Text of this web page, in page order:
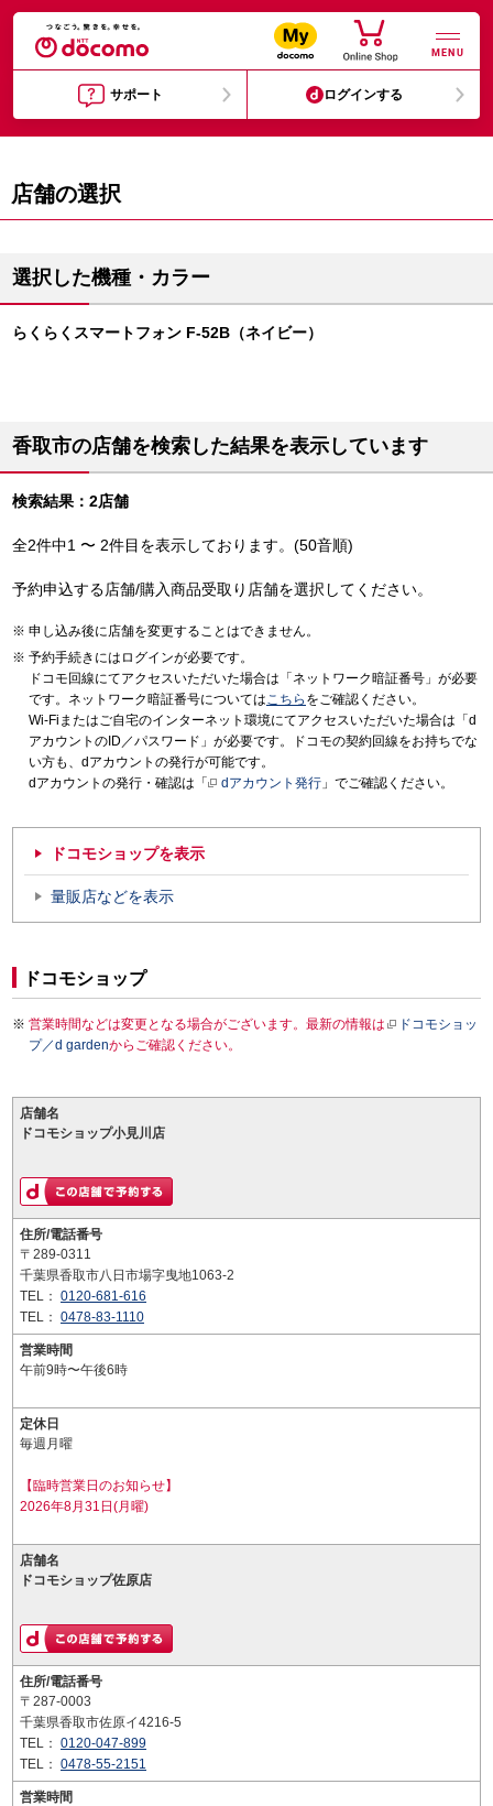
MENU
サポート ログインする
店舗の選択
選択した機種・カラー
らくらくスマートフォン F-52B（ネイビー）
香取市の店舗を検索した結果を表示しています
検索結果：2店舗
全2件中1 〜 2件目を表示しております。(50音順)
予約申込する店舗/購入商品受取り店舗を選択してください。
申し込み後に店舗を変更することはできません。
予約手続きにはログインが必要です。
ドコモ回線にてアクセスいただいた場合は「ネットワーク暗証番号」が必要
です。ネットワーク暗証番号についてはこちら をご確認ください。
Wi-Fiまたはご自宅のインターネット環境にてアクセスいただいた場合は「d
アカウントのID／パスワード」が必要です。ドコモの契約回線をお持ちでな
い方も、dアカウントの発行が可能です。
dアカウントの発行・確認は「
dアカウント発行 」でご確認ください。
ドコモショップを表示
量販店などを表示
ドコモショップ
営業時間などは変更となる場合がございます。最新の情報は
ドコモショッ
プ／d gardenからご確認ください。
店舗名
ドコモショップ小見川店
住所/電話番号
〒289-0311
千葉県香取市八日市場字曳地1063-2
TEL： 0120-681-616
TEL： 0478-83-1110
営業時間
午前9時〜午後6時
定休日
毎週月曜
【臨時営業日のお知らせ】
2026年8月31日(月曜)
店舗名
ドコモショップ佐原店
住所/電話番号
〒287-0003
千葉県香取市佐原イ4216-5
TEL： 0120-047-899
TEL： 0478-55-2151
営業時間